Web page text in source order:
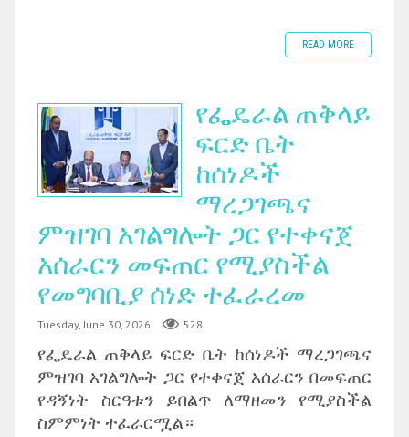
READ MORE
የፌዴራል ጠቅላይ
ፍርድ ቤት
ከሰነዶች
ማረጋገጫና
ምዝገባ አገልግሎት ጋር የተቀናጀ
አሰራርን መፍጠር የሚያስችል
የመግባቢያ ሰነድ ተፈራረመ
Tuesday, June 30, 2026 528
‎የፌዴራል ጠቅላይ ፍርድ ቤት ከሰነዶች ማረጋገጫና
ምዝገባ አገልግሎት ጋር የተቀናጀ አሰራርን በመፍጠር
የዳኝነት ስርዓቱን ይበልጥ ለማዘመን የሚያስችል
ስምምነት ተፈራርሟል።